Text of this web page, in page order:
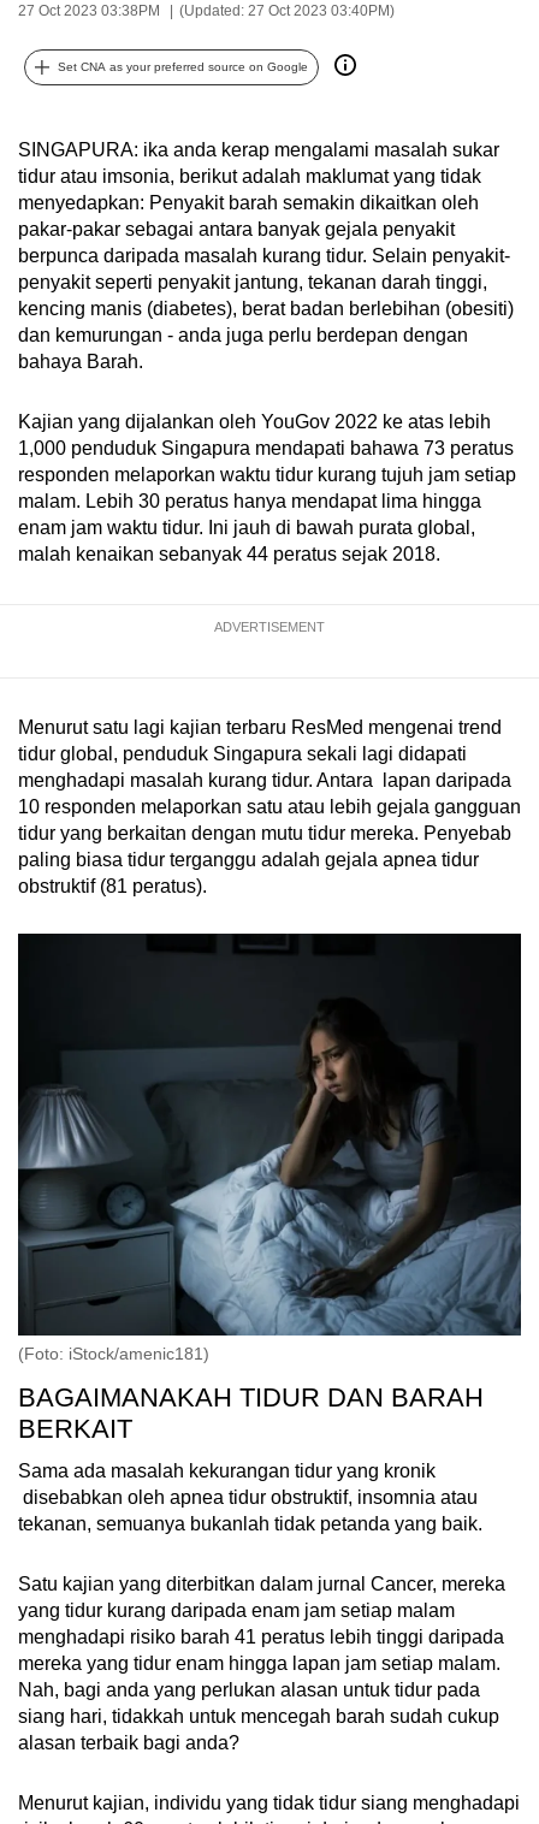
27 Oct 2023 03:38PM (Updated: 27 Oct 2023 03:40PM)
Set CNA as your preferred source on Google
SINGAPURA: ika anda kerap mengalami masalah sukar
tidur atau imsonia, berikut adalah maklumat yang tidak
menyedapkan: Penyakit barah semakin dikaitkan oleh
pakar-pakar sebagai antara banyak gejala penyakit
berpunca daripada masalah kurang tidur. Selain penyakit-
penyakit seperti penyakit jantung, tekanan darah tinggi,
kencing manis (diabetes), berat badan berlebihan (obesiti)
dan kemurungan - anda juga perlu berdepan dengan
bahaya Barah.
Kajian yang dijalankan oleh YouGov 2022 ke atas lebih
1,000 penduduk Singapura mendapati bahawa 73 peratus
responden melaporkan waktu tidur kurang tujuh jam setiap
malam. Lebih 30 peratus hanya mendapat lima hingga
enam jam waktu tidur. Ini jauh di bawah purata global,
malah kenaikan sebanyak 44 peratus sejak 2018.
ADVERTISEMENT
Menurut satu lagi kajian terbaru ResMed mengenai trend
tidur global, penduduk Singapura sekali lagi didapati
menghadapi masalah kurang tidur. Antara lapan daripada
10 responden melaporkan satu atau lebih gejala gangguan
tidur yang berkaitan dengan mutu tidur mereka. Penyebab
paling biasa tidur terganggu adalah gejala apnea tidur
obstruktif (81 peratus).
(Foto: iStock/amenic181)
BAGAIMANAKAH TIDUR DAN BARAH
BERKAIT
Sama ada masalah kekurangan tidur yang kronik
disebabkan oleh apnea tidur obstruktif, insomnia atau
tekanan, semuanya bukanlah tidak petanda yang baik.
Satu kajian yang diterbitkan dalam jurnal Cancer, mereka
yang tidur kurang daripada enam jam setiap malam
menghadapi risiko barah 41 peratus lebih tinggi daripada
mereka yang tidur enam hingga lapan jam setiap malam.
Nah, bagi anda yang perlukan alasan untuk tidur pada
siang hari, tidakkah untuk mencegah barah sudah cukup
alasan terbaik bagi anda?
Menurut kajian, individu yang tidak tidur siang menghadapi
possibly
be.
To
continue,
upgrade
to
a
supported
browser
or,
for
finest
experience,
download
the
mobile
still
having
issues?
Contact
us